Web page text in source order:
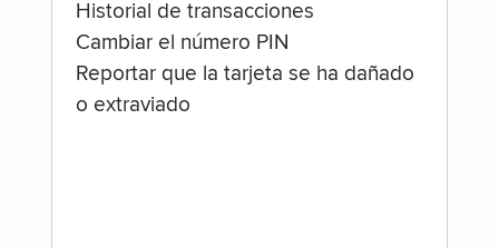
Historial de transacciones
Cambiar el número PIN
Reportar que la tarjeta se ha dañado
o extraviado